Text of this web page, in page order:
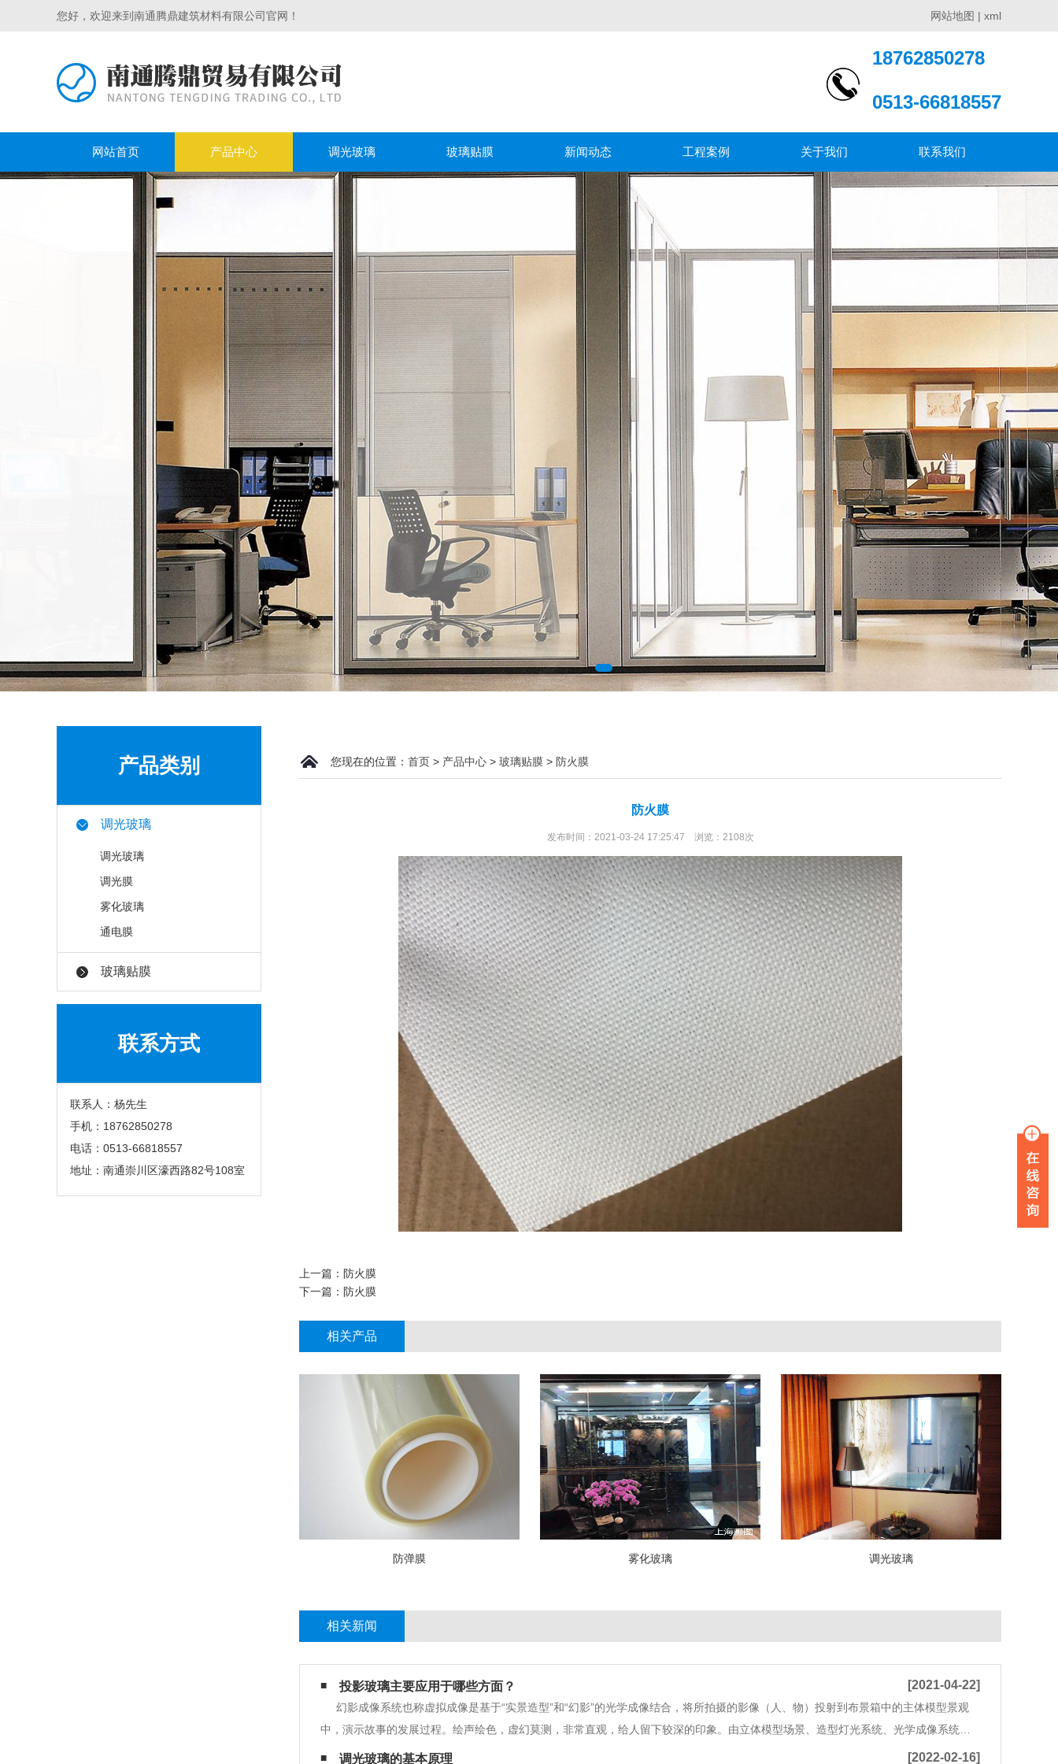
您好，欢迎来到南通腾鼎建筑材料有限公司官网！ 网站地图 | xml
18762850278
0513-66818557
网站首页 产品中心 调光玻璃 玻璃贴膜 新闻动态 工程案例 关于我们 联系我们
产品类别
调光玻璃
调光玻璃
调光膜
雾化玻璃
通电膜
玻璃贴膜
联系方式
联系人：杨先生
手机：18762850278
电话：0513-66818557
地址：南通崇川区濠西路82号108室
您现在的位置： 首页 > 产品中心 > 玻璃贴膜 > 防火膜
防火膜
发布时间：2021-03-24 17:25:47 浏览：2108次
上一篇： 防火膜
下一篇： 防火膜
相关产品
防弹膜 雾化玻璃 调光玻璃
相关新闻
投影玻璃主要应用于哪些方面？ [2021-04-22]
幻影成像系统也称虚拟成像是基于“实景造型”和“幻影”的光学成像结合，将所拍摄的影像（人、物）投射到布景箱中的主体模型景观
中，演示故事的发展过程。绘声绘色，虚幻莫测，非常直观，给人留下较深的印象。由立体模型场景、造型灯光系统、光学成像系统
（应用幻影成像膜作为成像介质）、影视播放系统、计算机多媒体系统、音响系统及控制系统组成，可以实现大的场景、复杂的生产流
调光玻璃的基本原理 [2022-02-16]